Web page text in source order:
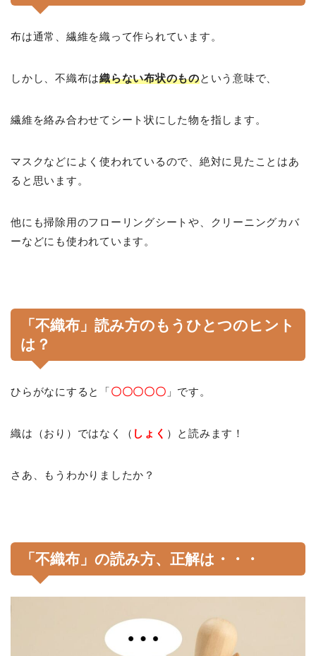
布は通常、繊維を織って作られています。
しかし、不織布は織らない布状のものという意味で、
繊維を絡み合わせてシート状にした物を指します。
マスクなどによく使われているので、絶対に見たことはあ
ると思います。
他にも掃除用のフローリングシートや、クリーニングカバ
ーなどにも使われています。
「不織布」読み方のもうひとつのヒント
は？
ひらがなにすると「〇〇〇〇〇 」です。
織は（おり）ではなく（ しょく ）と読みます！
さあ、もうわかりましたか？
「不織布」の読み方、正解は・・・